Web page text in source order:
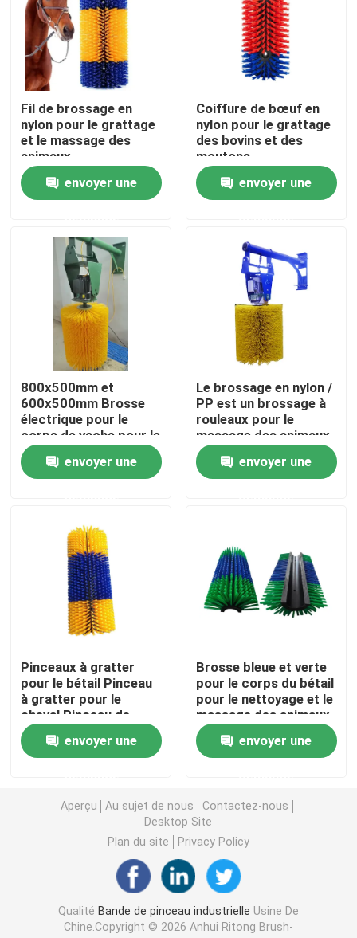
Aperçu
Produits
Visite d'usine
Contrôle de la qualité
Contact
Demande de soumission
Bande de pinceau industrielle
Brosses cylindriques industrielles
Brosses à rouleaux industriels
bande de scellé
Pinceau de ponçage
Brosses à vis
Brosses à roues en nylon abrasif
Pinceau à tubes de fil
Pinceau à ressort en bobine
Fil de brossage en
nylon pour le grattage
et le massage des
animaux
envoyer une
Coiffure de bœuf en
nylon pour le grattage
des bovins et des
moutons
envoyer une
800x500mm et
600x500mm Brosse
électrique pour le
corps de vache pour le
nettoyage et le
massage du corps des
animaux
envoyer une
Le brossage en nylon /
PP est un brossage à
rouleaux pour le
massage des animaux
d'élevage
envoyer une
Pinceaux à gratter
pour le bétail Pinceau
à gratter pour le
cheval Pinceau de
massage
envoyer une
Brosse bleue et verte
pour le corps du bétail
pour le nettoyage et le
massage des animaux
d'élevage
envoyer une
Aperçu Au sujet de nous
Contactez-nous
Desktop Site
Plan du site
Privacy Policy
Qualité Bande de pinceau industrielle Usine De
Chine.Copyright © 2026 Anhui Ritong Brush-